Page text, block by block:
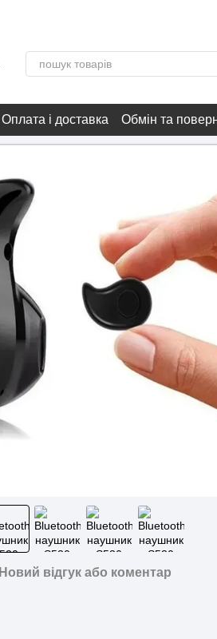
Оплата і доставка Обмін та
Новий відгук або коментар